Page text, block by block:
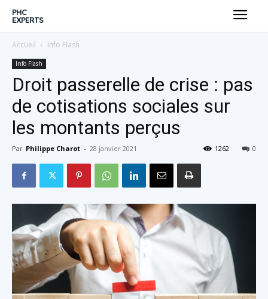
PHC
EXPERTS
Accueil Info Flash
Info Flash
Droit passerelle de crise : pas
de cotisations sociales sur
les montants perçus
Par Philippe Charot - 28 janvier 2021 0
1262